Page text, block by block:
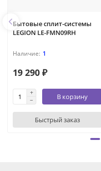
Бытовые сплит-системы
LEGION LE-FMN09RH
1
19 290 ₽
В корзину
Быстрый заказ